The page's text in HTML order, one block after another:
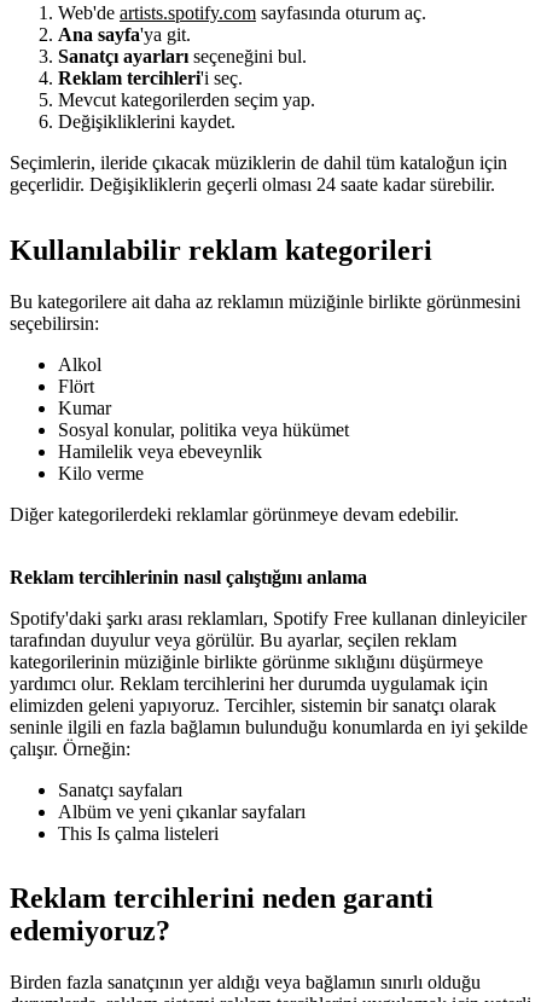
Web'de artists.spotify.com sayfasında oturum aç.
Ana sayfa'ya git.
Sanatçı ayarları seçeneğini bul.
Reklam tercihleri'i seç.
Mevcut kategorilerden seçim yap.
Değişikliklerini kaydet.
Seçimlerin, ileride çıkacak müziklerin de dahil tüm kataloğun için
geçerlidir. Değişikliklerin geçerli olması 24 saate kadar sürebilir.
Kullanılabilir reklam kategorileri
Bu kategorilere ait daha az reklamın müziğinle birlikte görünmesini
seçebilirsin:
Alkol
Flört
Kumar
Sosyal konular, politika veya hükümet
Hamilelik veya ebeveynlik
Kilo verme
Diğer kategorilerdeki reklamlar görünmeye devam edebilir.
Reklam tercihlerinin nasıl çalıştığını anlama
Spotify'daki şarkı arası reklamları, Spotify Free kullanan dinleyiciler
tarafından duyulur veya görülür. Bu ayarlar, seçilen reklam
kategorilerinin müziğinle birlikte görünme sıklığını düşürmeye
yardımcı olur. Reklam tercihlerini her durumda uygulamak için
elimizden geleni yapıyoruz. Tercihler, sistemin bir sanatçı olarak
seninle ilgili en fazla bağlamın bulunduğu konumlarda en iyi şekilde
çalışır. Örneğin:
Sanatçı sayfaları
Albüm ve yeni çıkanlar sayfaları
This Is çalma listeleri
Reklam tercihlerini neden garanti
edemiyoruz?
Birden fazla sanatçının yer aldığı veya bağlamın sınırlı olduğu